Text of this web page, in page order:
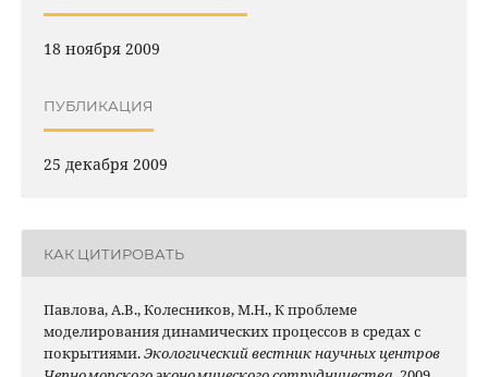
18 ноября 2009
ПУБЛИКАЦИЯ
25 декабря 2009
КАК ЦИТИРОВАТЬ
Павлова, А.В., Колесников, М.Н., К проблеме
моделирования динамических процессов в средах с
покрытиями.Экологический вестник научных центров